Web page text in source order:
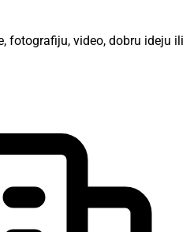
fotografiju, video, dobru ideju ili